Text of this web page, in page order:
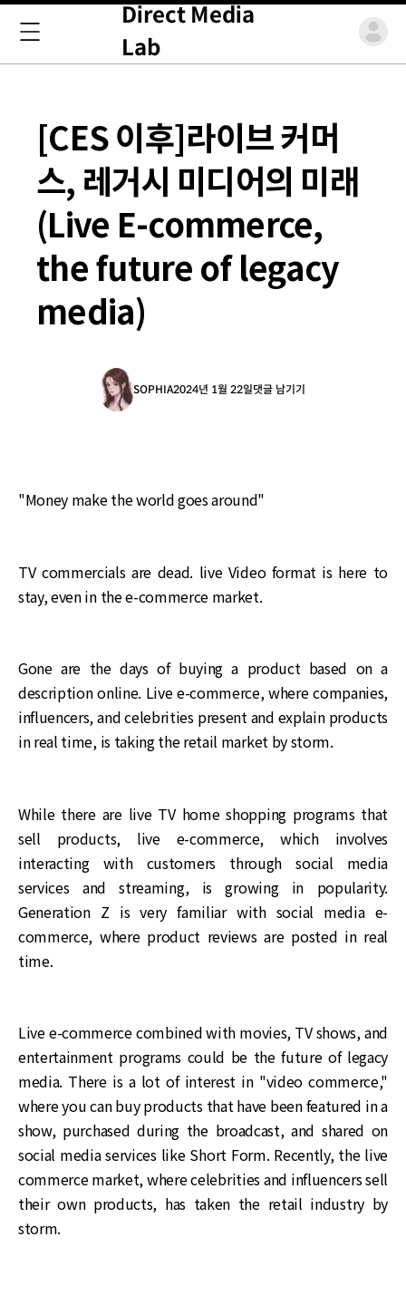
Direct Media
Lab
[CES 이후]라이브 커머
스, 레거시 미디어의 미래
(Live E-commerce,
the future of legacy
media)
SOPHIA2024년 1월 22일댓글 남기기
"Money make the world goes around"
TV commercials are dead. live Video format is here to
stay, even in the e-commerce market.
Gone are the days of buying a product based on a
description online. Live e-commerce, where companies,
influencers, and celebrities present and explain products
in real time, is taking the retail market by storm.
While there are live TV home shopping programs that
sell products, live e-commerce, which involves
interacting with customers through social media
services and streaming, is growing in popularity.
Generation Z is very familiar with social media e-
commerce, where product reviews are posted in real
time.
Live e-commerce combined with movies, TV shows, and
entertainment programs could be the future of legacy
media. There is a lot of interest in "video commerce,"
where you can buy products that have been featured in a
show, purchased during the broadcast, and shared on
social media services like Short Form. Recently, the live
commerce market, where celebrities and influencers sell
their own products, has taken the retail industry by
storm.